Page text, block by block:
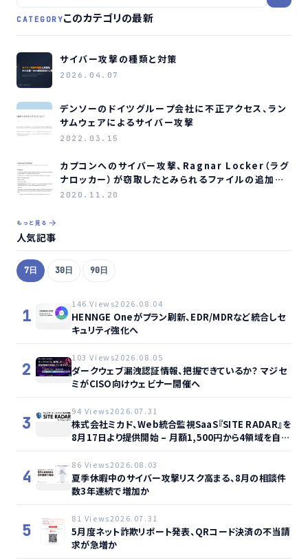
CATEGORYこのカテゴリの最新
サイバー攻撃の種類と対策
2026.04.07
デンソーのドイツグループ会社に不正アクセス、ラン
サムウェアによるサイバー攻撃
2022.03.15
カプコンへのサイバー攻撃、Ragnar Locker（ラグ
ナロッカー）が窃取したとみられるファイルの追加公
開を継続
2020.11.20
もっと見る
人気記事
7日 30日 90日
1
146 Views2026.08.04
HENNGE Oneがプラン刷新、EDR/MDRなど統合しセ
キュリティ強化へ
2
103 Views2026.08.05
ダークウェブ漏洩認証情報、把握できているか？ マジセ
ミがCISO向けウェビナー開催へ
3
94 Views2026.07.31
株式会社ミカド、Web統合監視SaaS『SITE RADAR』を
8月17日より提供開始 – 月額1,500円から4領域を自動
監視、動的サイト…
4
86 Views2026.08.03
夏季休暇中のサイバー攻撃リスク高まる、8月の相談件
数3年連続で増加か
5
81 Views2026.07.31
5月度ネット詐欺リポート発表、QRコード決済の不当請
求が急増か